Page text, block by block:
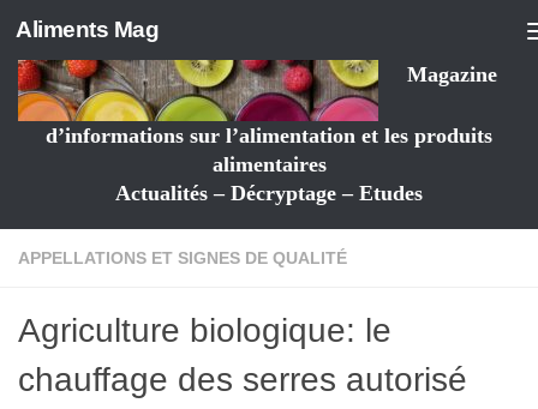
Aliments Mag
Magazine
d’informations sur l’alimentation et les produits
alimentaires
Actualités – Décryptage – Etudes
APPELLATIONS ET SIGNES DE QUALITÉ
Agriculture biologique: le
chauffage des serres autorisé